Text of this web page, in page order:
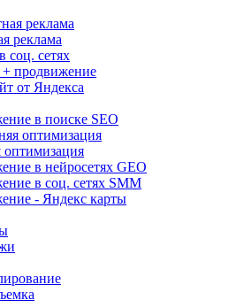
реклама
реклама
соц. сетях
продвижение
от Яндекса
в поиске SEO
оптимизация
в нейросетях GEO
в соц. сетях SMM
- Яндекс карты